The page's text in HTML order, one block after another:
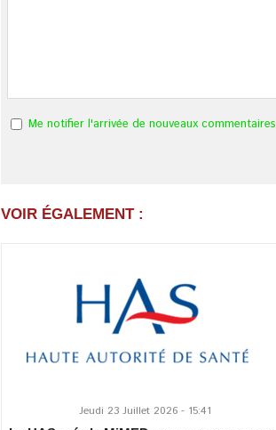
Me notifier l'arrivée de nouveaux commentaires
VOIR ÉGALEMENT :
Jeudi 23 Juillet 2026 - 15:41